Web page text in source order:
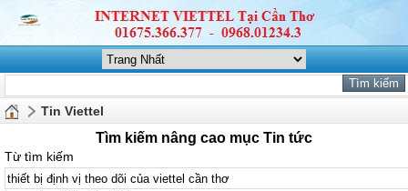
Tin Viettel
Tìm kiếm nâng cao mục Tin tức
Từ tìm kiếm